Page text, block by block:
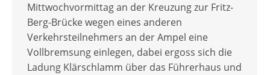
Mittwochvormittag an der Kreuzung zur Fritz-
Berg-Brücke wegen eines anderen
Verkehrsteilnehmers an der Ampel eine
Vollbremsung einlegen, dabei ergoss sich die
Ladung Klärschlamm über das Führerhaus und